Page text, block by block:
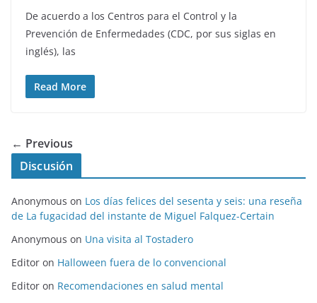
De acuerdo a los Centros para el Control y la
Prevención de Enfermedades (CDC, por sus siglas en
inglés), las
Read More
← Previous
Discusión
Anonymous on Los días felices del sesenta y seis: una reseña
de La fugacidad del instante de Miguel Falquez-Certain
Anonymous on Una visita al Tostadero
Editor on Halloween fuera de lo convencional
Editor on Recomendaciones en salud mental